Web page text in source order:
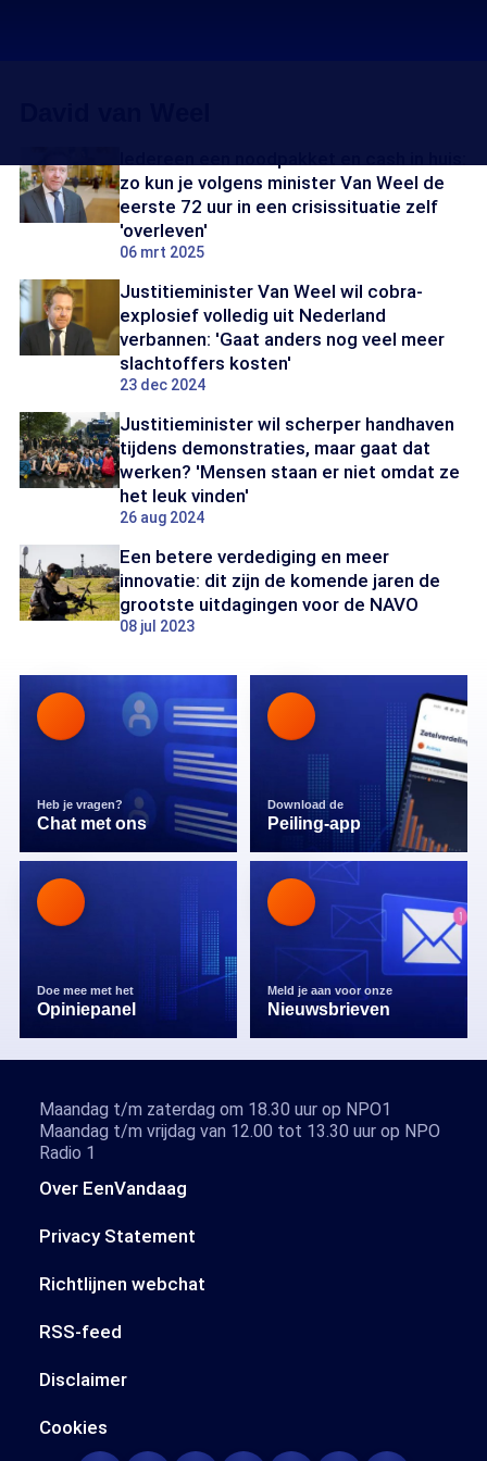
zo kun je volgens minister Van Weel de
eerste 72 uur in een crisissituatie zelf
'overleven'
06 mrt 2025
Justitieminister Van Weel wil cobra-
explosief volledig uit Nederland
verbannen: 'Gaat anders nog veel meer
slachtoffers kosten'
23 dec 2024
Justitieminister wil scherper handhaven
tijdens demonstraties, maar gaat dat
werken? 'Mensen staan er niet omdat ze
het leuk vinden'
26 aug 2024
Een betere verdediging en meer
innovatie: dit zijn de komende jaren de
grootste uitdagingen voor de NAVO
08 jul 2023
Heb je vragen?
Chat met ons
Download de
Peiling-app
Doe mee met het
Opiniepanel
Meld je aan voor onze
Nieuwsbrieven
Over EenVandaag
Privacy Statement
Richtlijnen webchat
RSS-feed
Disclaimer
Cookies
Maandag t/m zaterdag om 18.30 uur op NPO1
Maandag t/m vrijdag van 12.00 tot 13.30 uur op NPO
Radio 1